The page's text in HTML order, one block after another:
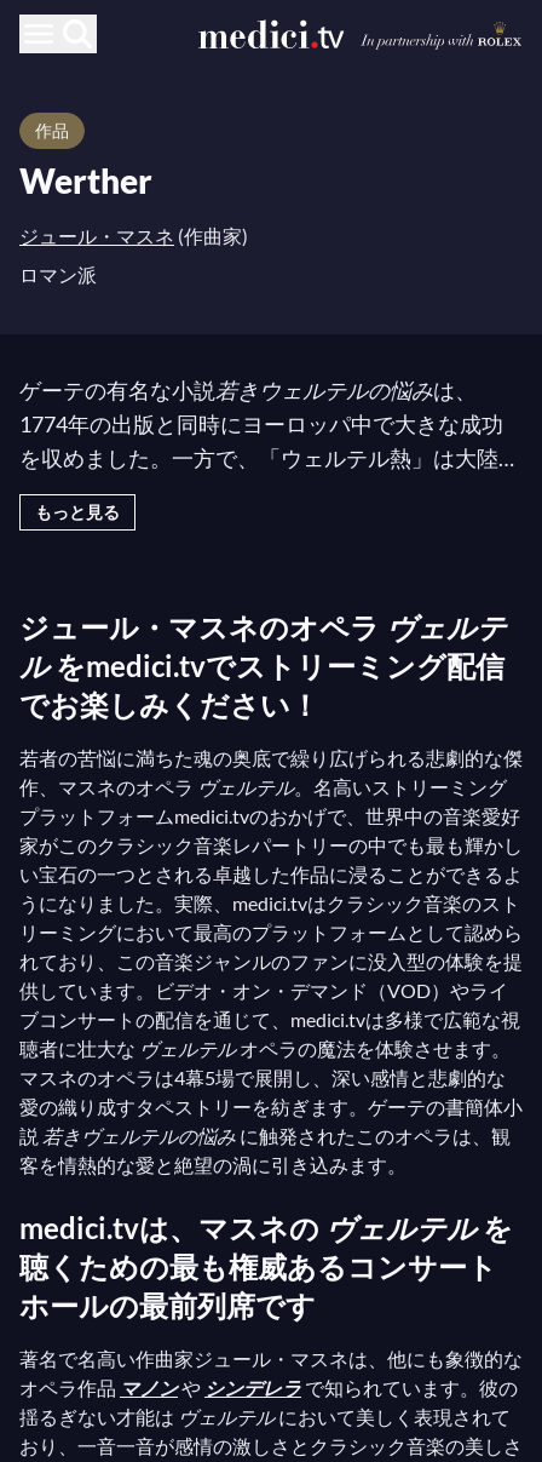
作品
Werther
ジュール・マスネ (作曲家)
ロマン派
ゲーテの有名な小説若きウェルテルの悩みは、
1774年の出版と同時にヨーロッパ中で大きな成功
を収めました。一方で、「ウェルテル熱」は大陸中
の若者たちに主人公のロマンチックな生き方を模倣
させましたが、他方で、この大衆現象は今日「ウェ
読者たちの間で自殺の波が広がりました。この波は
やがて収まりましたが、ウェルテルに関する何か魅
力的なものは長く続きました。彼の揺るぎなく妥協
しない性格は、多くの読者の心に触れ続けたので
す。その中には、著名なフランスの作曲家ジュー
ル・マスネもおり、1892年にこの心に残る作品の
オペラ版を作曲しました。それ以来、ゲーテの詩と
マスネの感動的な旋律の間で、ウェルテルは世界で
最も権威ある舞台で暗いダイヤモンドのように輝き
続けています！
もっと見る
ジュール・マスネのオペラ ヴェルテ
ルをmedici.tvでストリーミング配信
でお楽しみください！
若者の苦悩に満ちた魂の奥底で繰り広げられる悲劇的な傑
作、マスネのオペラ ヴェルテル。名高いストリーミング
プラットフォームmedici.tvのおかげで、世界中の音楽愛好
家がこのクラシック音楽レパートリーの中でも最も輝かし
い宝石の一つとされる卓越した作品に浸ることができるよ
うになりました。実際、medici.tvはクラシック音楽のスト
リーミングにおいて最高のプラットフォームとして認めら
れており、この音楽ジャンルのファンに没入型の体験を提
供しています。ビデオ・オン・デマンド（VOD）やライ
ブコンサートの配信を通じて、medici.tvは多様で広範な視
聴者に壮大な ヴェルテルオペラの魔法を体験させます。
マスネのオペラは4幕5場で展開し、深い感情と悲劇的な
愛の織り成すタペストリーを紡ぎます。ゲーテの書簡体小
説 若きヴェルテルの悩み に触発されたこのオペラは、観
客を情熱的な愛と絶望の渦に引き込みます。
medici.tvは、マスネの ヴェルテルを
聴くための最も権威あるコンサート
ホールの最前列席です
著名で名高い作曲家ジュール・マスネは、他にも象徴的な
オペラ作品 マノンや シンデレラ で知られています。彼の
揺るぎない才能は ヴェルテルにおいて美しく表現されて
おり、一音一音が感情の激しさとクラシック音楽の美しさ